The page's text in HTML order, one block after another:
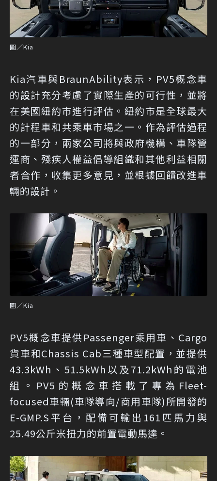
圖／Kia
Kia汽車與BraunAbility表示，PV5概念車
的設計充分考慮了實際生產的可行性，並將
在美國紐約市進行評估。紐約市是全球最大
的計程車和共乘車市場之一。作為評估過程
的一部分，兩家公司將與政府機構、車隊營
運商、殘疾人權益倡導組織和其他利益相關
者合作，收集更多意見，並根據回饋改進車
輛的設計。
圖／Kia
PV5概念車提供Passenger乘用車、Cargo
貨車和Chassis Cab三種車型配置，並提供
43.3kWh、51.5kWh以及71.2kWh的電池
組。PV5的概念車搭載了專為Fleet-
focused車輛(車隊導向/商用車隊)所開發的
E-GMP.S平台，配備可輸出161匹馬力與
25.49公斤米扭力的前置電動馬達。